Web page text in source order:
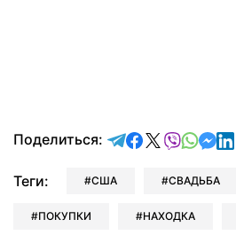
Поделиться: отправить в
поделиться
Теги: США СВАДЬБА
ПОКУПКИ НАХОДКА